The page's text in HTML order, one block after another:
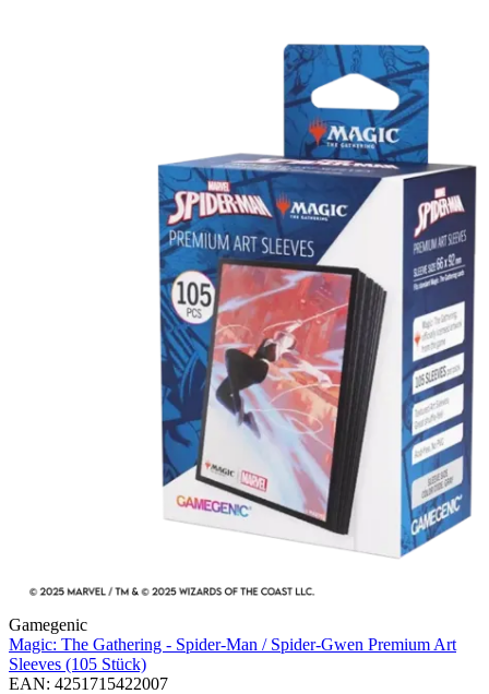
Gamegenic
Magic: The Gathering - Spider-Man / Spider-Gwen Premium Art
Sleeves (105 Stück)
EAN: 4251715422007